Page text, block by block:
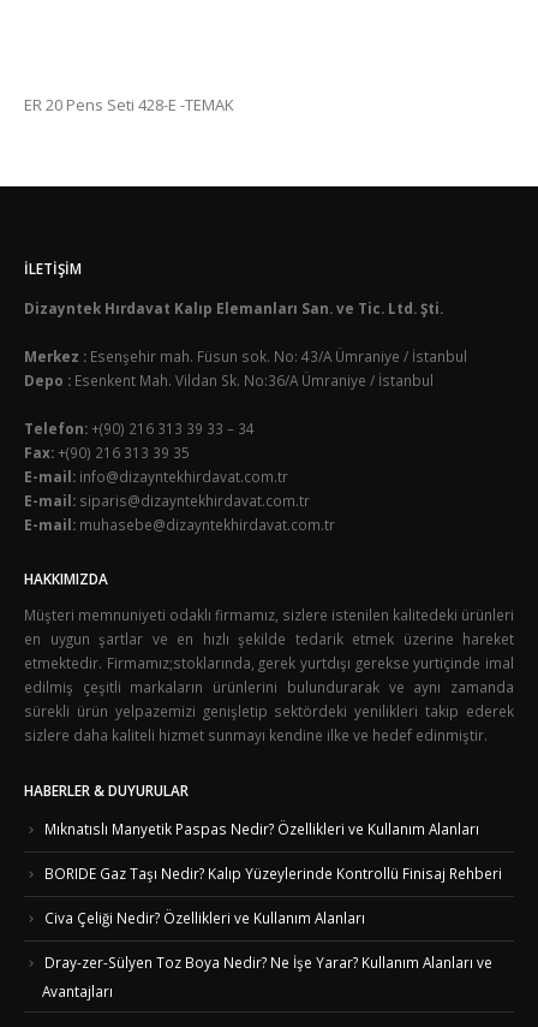
ER 20 Pens Seti 428-E -TEMAK
İLETIŞIM
Dizayntek Hırdavat Kalıp Elemanları San. ve Tic. Ltd. Şti.
Merkez : Esenşehir mah. Füsun sok. No: 43/A Ümraniye / İstanbul
Depo : Esenkent Mah. Vildan Sk. No:36/A Ümraniye / İstanbul
Telefon:+(90) 216 313 39 33 – 34
Fax:+(90) 216 313 39 35
E-mail: info@dizayntekhirdavat.com.tr
E-mail: siparis@dizayntekhirdavat.com.tr
E-mail: muhasebe@dizayntekhirdavat.com.tr
HAKKIMIZDA
Müşteri memnuniyeti odaklı firmamız, sizlere istenilen kalitedeki ürünleri
en uygun şartlar ve en hızlı şekilde tedarik etmek üzerine hareket
etmektedir. Firmamız;stoklarında, gerek yurtdışı gerekse yurtiçinde imal
edilmiş çeşitli markaların ürünlerini bulundurarak ve aynı zamanda
sürekli ürün yelpazemizi genişletip sektördeki yenilikleri takip ederek
sizlere daha kaliteli hizmet sunmayı kendine ilke ve hedef edinmiştir.
HABERLER & DUYURULAR
Mıknatıslı Manyetik Paspas Nedir? Özellikleri ve Kullanım Alanları
BORIDE Gaz Taşı Nedir? Kalıp Yüzeylerinde Kontrollü Finisaj Rehberi
Civa Çeliği Nedir? Özellikleri ve Kullanım Alanları
Dray-zer-Sülyen Toz Boya Nedir? Ne İşe Yarar? Kullanım Alanları ve
Avantajları